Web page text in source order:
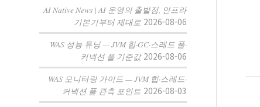
AI Native News | AI 운영의 출발점, 인프라
기본기부터 제대로 2026-08-06
WAS 성능 튜닝 — JVM 힙·GC·스레드 풀·
커넥션 풀 기준값 2026-08-06
WAS 모니터링 가이드 — JVM 힙·스레드·
커넥션 풀 관측 포인트 2026-08-03